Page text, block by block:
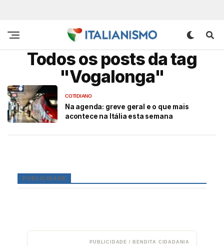
Todos os posts da tag
"Vogalonga"
COTIDIANO
Na agenda: greve geral e o que mais
acontece na Itália esta semana
PUBLICIDADE
PUBLICIDADE / BENDITA CIDADANIA